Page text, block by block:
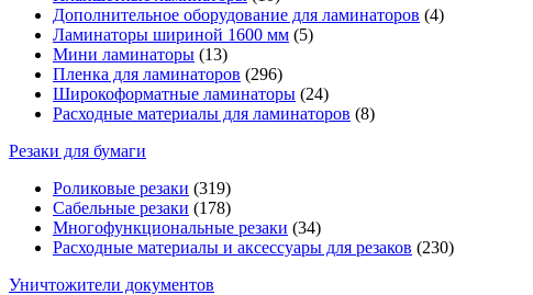
Дополнительное оборудование для ламинаторов (4)
Ламинаторы шириной 1600 мм (5)
Мини ламинаторы (13)
Пленка для ламинаторов (296)
Широкоформатные ламинаторы (24)
Расходные материалы для ламинаторов (8)
Резаки для бумаги
Роликовые резаки (319)
Сабельные резаки (178)
Многофункциональные резаки (34)
Расходные материалы и аксессуары для резаков (230)
Уничтожители документов